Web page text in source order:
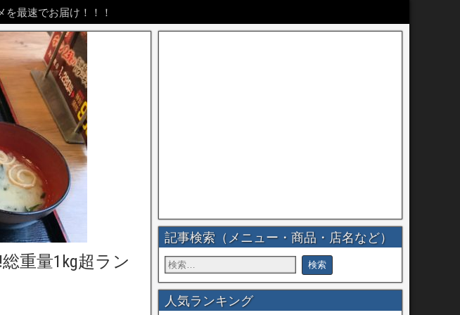
最速でお届け！！！
重量1kg超ラン
記事検索（メニュー・商品・店名など）
人気ランキング